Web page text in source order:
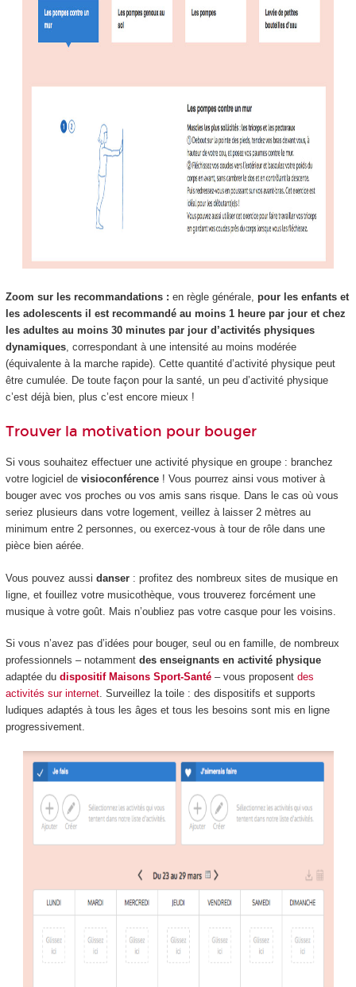
Zoom sur les recommandations : en règle générale, pour les enfants et
les adolescents il est recommandé au moins 1 heure par jour et chez
les adultes au moins 30 minutes par jour d’activités physiques
dynamiques, correspondant à une intensité au moins modérée
(équivalente à la marche rapide). Cette quantité d’activité physique peut
être cumulée. De toute façon pour la santé, un peu d’activité physique
c’est déjà bien, plus c’est encore mieux !
Trouver la motivation pour bouger
Si vous souhaitez effectuer une activité physique en groupe : branchez
votre logiciel de visioconférence ! Vous pourrez ainsi vous motiver à
bouger avec vos proches ou vos amis sans risque. Dans le cas où vous
seriez plusieurs dans votre logement, veillez à laisser 2 mètres au
minimum entre 2 personnes, ou exercez-vous à tour de rôle dans une
pièce bien aérée.
Vous pouvez aussi danser: profitez des nombreux sites de musique en
ligne, et fouillez votre musicothèque, vous trouverez forcément une
musique à votre goût. Mais n’oubliez pas votre casque pour les voisins.
Si vous n’avez pas d’idées pour bouger, seul ou en famille, de nombreux
professionnels – notamment des enseignants en activité physique
adaptée du dispositif Maisons Sport-Santé – vous proposent des
activités sur internet. Surveillez la toile : des dispositifs et supports
ludiques adaptés à tous les âges et tous les besoins sont mis en ligne
progressivement.